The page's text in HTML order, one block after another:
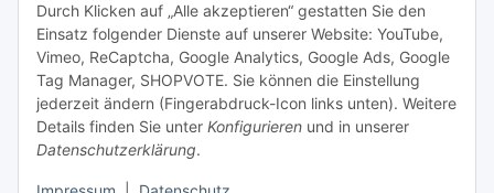
Durch Klicken auf „Alle akzeptieren“ gestatten Sie den
Einsatz folgender Dienste auf unserer Website: YouTube,
Vimeo, ReCaptcha, Google Analytics, Google Ads, Google
Tag Manager, SHOPVOTE. Sie können die Einstellung
jederzeit ändern (Fingerabdruck-Icon links unten). Weitere
Details finden Sie unter Konfigurieren und in unserer
Datenschutzerklärung.
Newsletter Abonnieren
Bitte senden Sie mir entsprechend Ihrer
Datenschutzerklärung
regelmäßig und jederzeit widerruflich
Informationen zu Ihrem Produktsortiment per E-Mail zu.